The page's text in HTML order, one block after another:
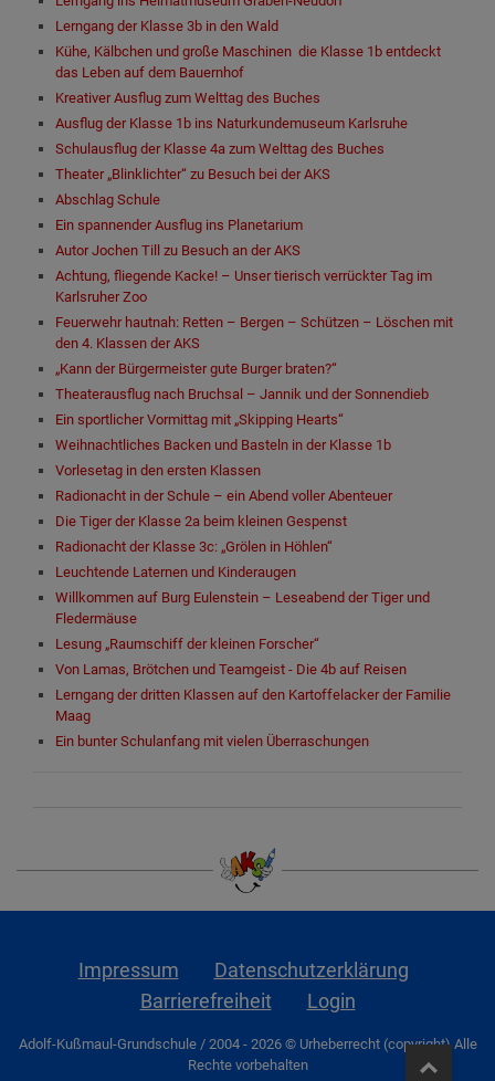
Lerngang der Klasse 3b in den Wald
Kühe, Kälbchen und große Maschinen ­ die Klasse 1b entdeckt
das Leben auf dem Bauernhof
Kreativer Ausflug zum Welttag des Buches
Ausﬂug der Klasse 1b ins Naturkundemuseum Karlsruhe
Schulausflug der Klasse 4a zum Welttag des Buches
Theater „Blinklichter“ zu Besuch bei der AKS
Abschlag Schule
Ein spannender Ausflug ins Planetarium
Autor Jochen Till zu Besuch an der AKS
Achtung, fliegende Kacke! – Unser tierisch verrückter Tag im
Karlsruher Zoo
Feuerwehr hautnah: Retten – Bergen – Schützen – Löschen mit
den 4. Klassen der AKS
„Kann der Bürgermeister gute Burger braten?“
Theaterausflug nach Bruchsal – Jannik und der Sonnendieb
Ein sportlicher Vormittag mit „Skipping Hearts“
Weihnachtliches Backen und Basteln in der Klasse 1b
Vorlesetag in den ersten Klassen
Radionacht in der Schule – ein Abend voller Abenteuer
Die Tiger der Klasse 2a beim kleinen Gespenst
Radionacht der Klasse 3c: „Grölen in Höhlen“
Leuchtende Laternen und Kinderaugen
Willkommen auf Burg Eulenstein – Leseabend der Tiger und
Fledermäuse
Lesung „Raumschiff der kleinen Forscher“
Von Lamas, Brötchen und Teamgeist - Die 4b auf Reisen
Lerngang der dritten Klassen auf den Kartoffelacker der Familie
Maag
Ein bunter Schulanfang mit vielen Überraschungen
Impressum
Datenschutzerklärung
Barrierefreiheit
Login
Adolf-Kußmaul-Grundschule / 2004 - 2026 © Urheberrecht (copyright) Alle
Rechte vorbehalten